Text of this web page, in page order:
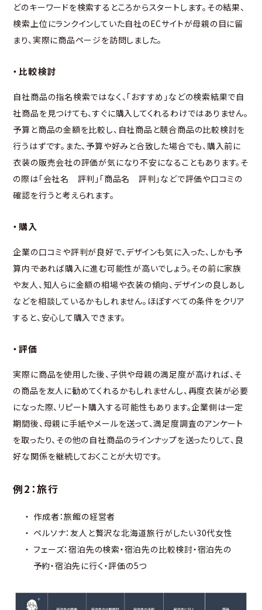
どのキーワードを検索するところからスタートします。その結果、
検索上位にランクインしていた自社のECサイトが母親の目に留
まり、実際に商品ページを訪問しました。
・比較検討
自社商品の指名検索ではなく、「おすすめ」などの検索結果で自
社商品を見つけても、すぐに購入してくれるわけではありません。
予算と商品の金額を比較し、自社商品と競合商品の比較検討を
行うはずです。また、予算や好みと合致した場合でも、購入前に
衣装の販売会社の評価が気になり不安になることもあります。そ
の際は「会社名 評判」「商品名 評判」などで評価や口コミの
確認を行うと考えられます。
・購入
企業の口コミや評判が良好で、デザインも気に入った、しかも予
算内――であれば購入に進む可能性が高いでしょう。その前に家族
や友人、知人らに金額の相場や衣装の傾向、デザインの良しあし
などを相談しているかもしれません。ほぼすべての条件をクリア
すると、安心して購入できます。
・評価
実際に商品を使用した後、子供や母親の満足度が高ければ、そ
の商品を友人に勧めてくれるかもしれませんし、再度衣装が必要
になった際、リピート購入する可能性もあります。企業側は一定
期間後、母親に手紙やメールを送って、満足度調査のアンケート
を取ったり、その他の自社商品のラインナップを送ったりして、良
好な関係を継続しておくことが大切です。
例2：旅行
作成者：旅館の経営者
ペルソナ：友人と贅沢な北海道旅行がしたい30代女性
フェーズ：宿泊先の検索・宿泊先の比較検討・宿泊先の
予約・宿泊先に行く・評価の5つ